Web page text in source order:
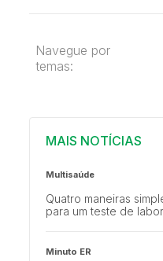
Navegue por
temas:
MAIS NOTÍCIAS
Multisaúde
Quatro maneiras
para um teste de
Minuto ER